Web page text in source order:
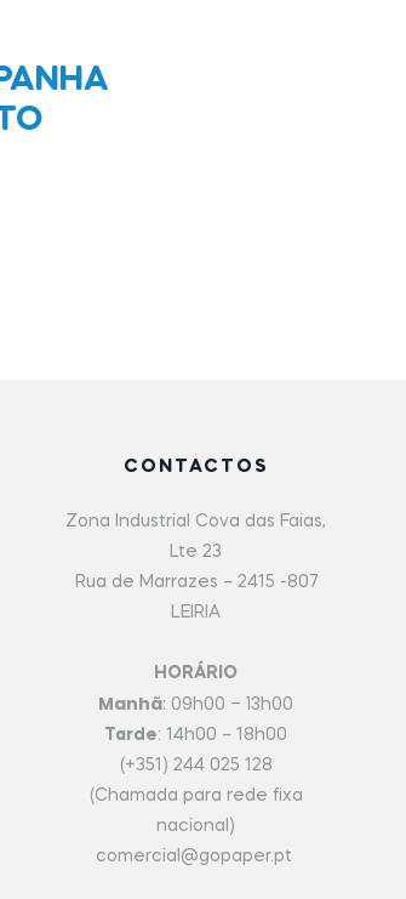
(exceção da
CONTACTOS
Zona Industrial Cova das Faias,
Lte 23
Rua de Marrazes – 2415 -807
LEIRIA
HORÁRIO
Manhã: 09h00 – 13h00
Tarde: 14h00 – 18h00
(+351) 244 025 128
(Chamada para rede fixa
nacional)
comercial@gopaper.pt